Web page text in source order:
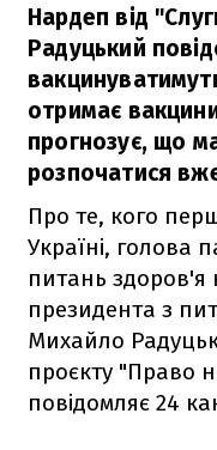
Нардеп від
Радуцький
отримає
прогнозує, що
розпочатися
Про те, кого
Україні, голова
питань здоров'я
президента з
Михайло
проєкту "Право
повідомляє 24